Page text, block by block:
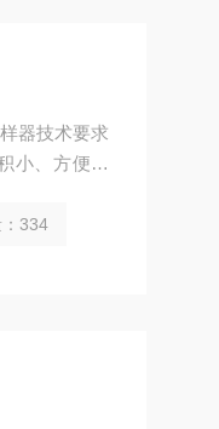
器技术要求
小、方便移
334